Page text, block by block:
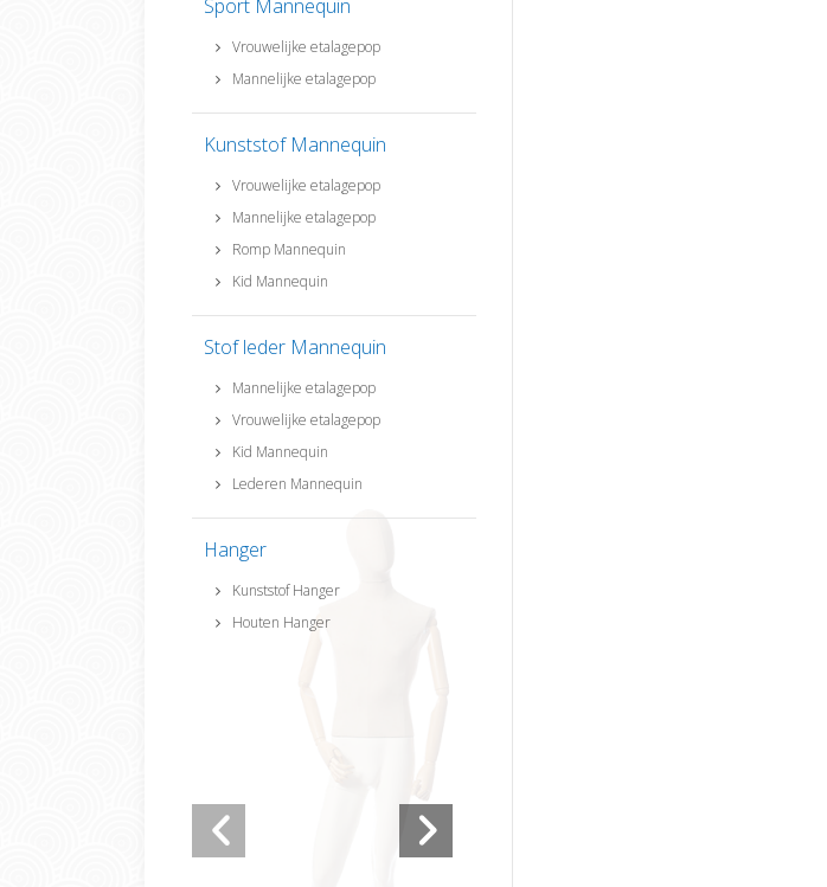
Sport Mannequin
Vrouwelijke etalagepop
Mannelijke etalagepop
Kunststof Mannequin
Vrouwelijke etalagepop
Mannelijke etalagepop
Romp Mannequin
Kid Mannequin
Stof leder Mannequin
Mannelijke etalagepop
Vrouwelijke etalagepop
Kid Mannequin
Lederen Mannequin
Hanger
Kunststof Hanger
Houten Hanger